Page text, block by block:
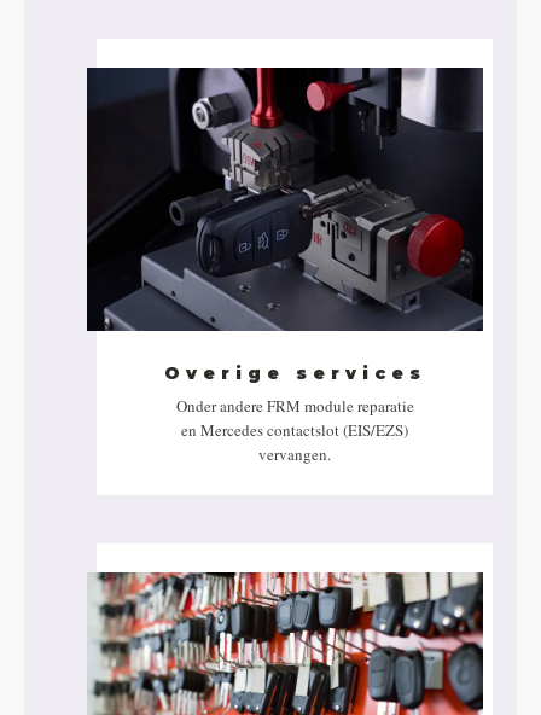
Overige services
Onder andere FRM module reparatie
en Mercedes contactslot (EIS/EZS)
vervangen.